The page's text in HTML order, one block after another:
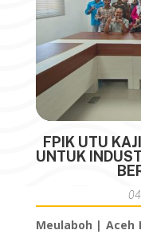
FPIK UTU
UNTUK
Meulaboh | Aceh